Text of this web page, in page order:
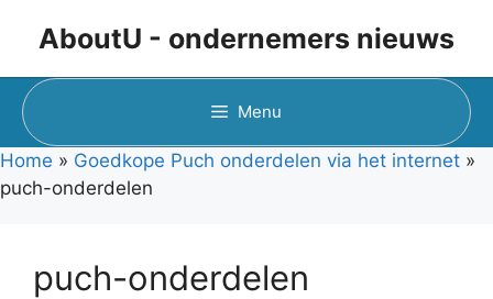
inhoud
AboutU - ondernemers nieuws
Menu
Home » Goedkope Puch onderdelen via het internet »
puch-onderdelen
puch-onderdelen